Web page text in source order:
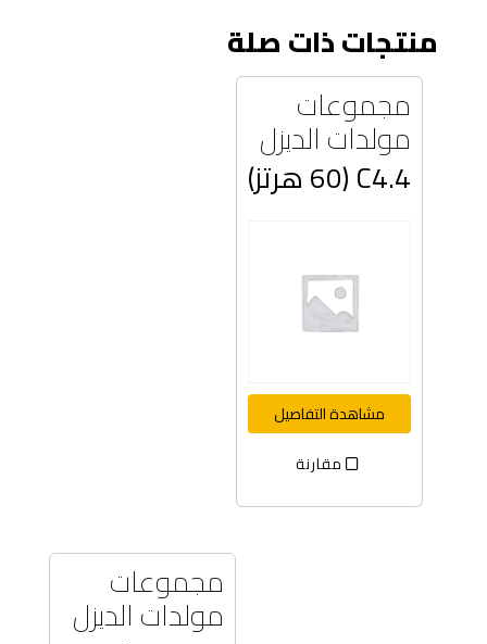
منتجات ذات صلة
مجموعات
مولدات الديزل
C4.4 (60 هرتز)
مشاهدة التفاصيل
مقارنة
مجموعات
مولدات الديزل